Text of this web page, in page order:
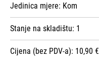
Jedinica mjere: Kom
Stanje na skladištu: 1
Cijena (bez PDV-a): 10,90 €